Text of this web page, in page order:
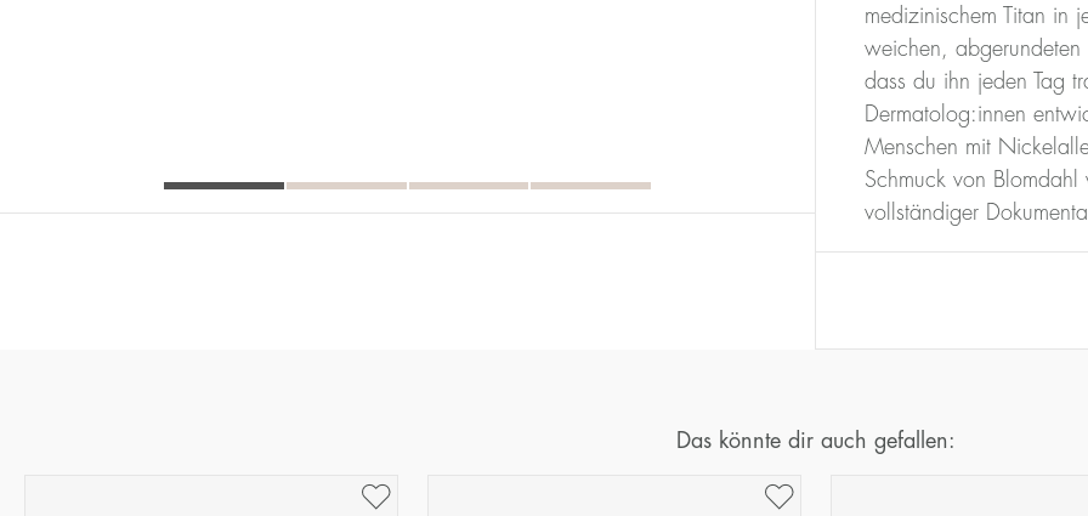
medizinischem Titan in
weichen, abgerundeten
dass du ihn jeden Tag
Dermatolog:innen
Menschen mit
Schmuck von Blomdahl
vollständiger
Umfang
(mm)
50,2
17
53,4
56,5
65,9
Das könnte dir auch gefallen: